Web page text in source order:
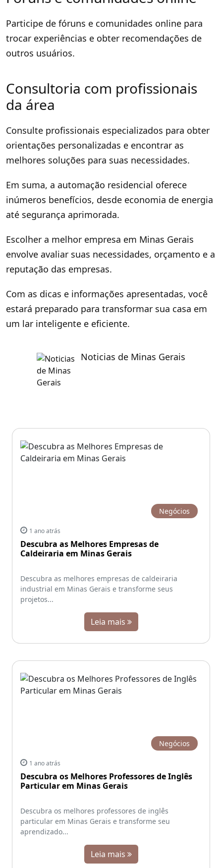
Participe de fóruns e comunidades online para
trocar experiências e obter recomendações de
outros usuários.
Consultoria com profissionais
da área
Consulte profissionais especializados para obter
orientações personalizadas e encontrar as
melhores soluções para suas necessidades.
Em suma, a automação residencial oferece
inúmeros benefícios, desde economia de energia
até segurança aprimorada.
Escolher a melhor empresa em Minas Gerais
envolve avaliar suas necessidades, orçamento e a
reputação das empresas.
Com as dicas e informações apresentadas, você
estará preparado para transformar sua casa em
um lar inteligente e eficiente.
Noticias de Minas Gerais
Negócios
1 ano atrás
Descubra as Melhores Empresas de
Caldeiraria em Minas Gerais
Descubra as melhores empresas de caldeiraria
industrial em Minas Gerais e transforme seus
projetos...
Leia mais
Negócios
1 ano atrás
Descubra os Melhores Professores de Inglês
Particular em Minas Gerais
Descubra os melhores professores de inglês
particular em Minas Gerais e transforme seu
aprendizado...
Leia mais